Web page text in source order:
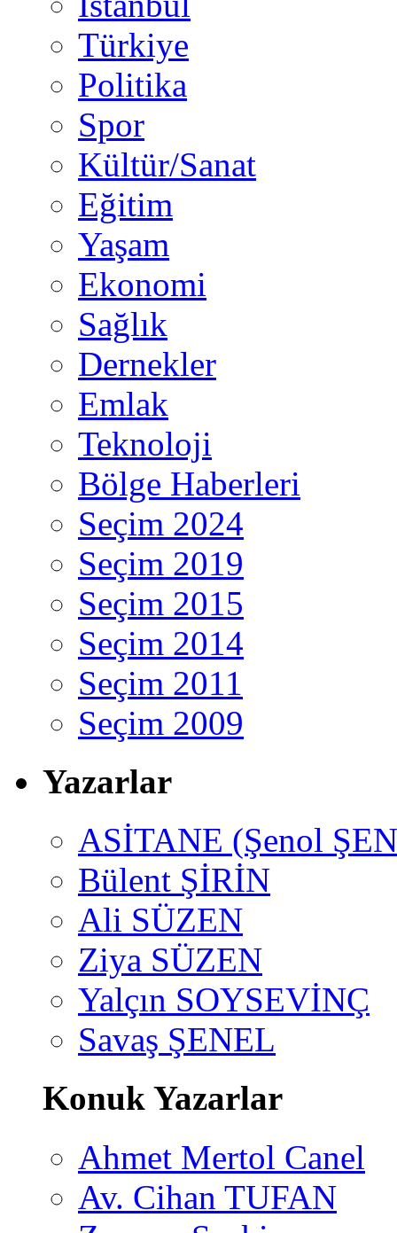
Türkiye
Politika
Spor
Kültür/Sanat
Eğitim
Yaşam
Ekonomi
Sağlık
Dernekler
Emlak
Teknoloji
Bölge Haberleri
Seçim 2024
Seçim 2019
Seçim 2015
Seçim 2014
Seçim 2011
Seçim 2009
Yazarlar
ASİTANE (Şenol
Bülent ŞİRİN
Ali SÜZEN
Ziya SÜZEN
Yalçın SOYSEVİNÇ
Savaş ŞENEL
Konuk Yazarlar
Ahmet Mertol Canel
Av. Cihan TUFAN